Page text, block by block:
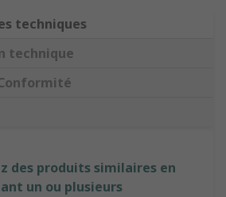
techniques
technique
des produits similaires en
un ou plusieurs